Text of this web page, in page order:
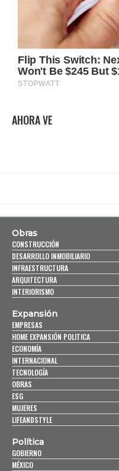
AHORA VE
Obras
CONSTRUCCIÓN
DESARROLLO INMOBILIARIO
INFRAESTRUCTURA
ARQUITECTURA
INTERIORISMO
Expansión
EMPRESAS
HOME EXPANSIÓN POLITICA
ECONOMÍA
INTERNACIONAL
TECNOLOGÍA
OBRAS
ESG
MUJERES
LIFEANDSTYLE
Política
GOBIERNO
MÉXICO